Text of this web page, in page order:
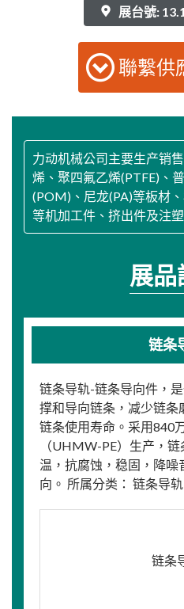
展台號:
聯繫供
力动机械公司主要生产销
烯、聚四氟乙烯(PTFE)、
(POM)、尼龙(PA)等板材
等机加工件、挤出件及注塑
展品
链条
链条导轨-链条导向件，
撑和导向链条，减少链条
链条使用寿命。采用840
（UHMW-PE）生产，
温，抗腐蚀，稳固，降噪
向。 所属分类： 链条导轨
链条